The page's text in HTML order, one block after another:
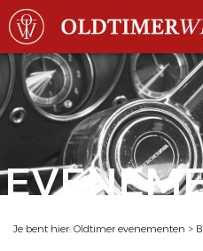
Je bent hier: Oldtimer evenementen >